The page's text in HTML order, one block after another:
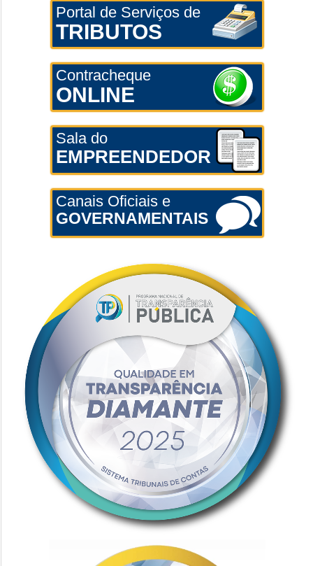
Portal de Serviços de
TRIBUTOS
Contracheque
ONLINE
Sala do
EMPREENDEDOR
Canais Oficiais e
GOVERNAMENTAIS